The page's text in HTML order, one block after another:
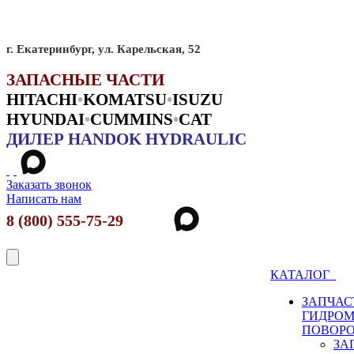
г. Екатеринбург, ул. Карельская, 52
ЗАПАСНЫЕ ЧАСТИ
HITACHI•KOMATSU•ISUZU
HYUNDAI•CUMMINS•CAT
ДИЛЕР HANDOK HYDRAULIC
Заказать звонок
Написать нам
8 (800) 555-75-29
КАТАЛОГ